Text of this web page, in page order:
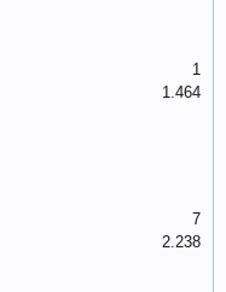
1
1.464
7
2.238